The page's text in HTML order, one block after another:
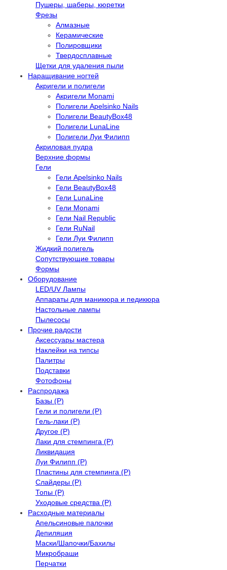
Пушеры, шаберы, кюретки
Фрезы
Алмазные
Керамические
Полировщики
Твердосплавные
Щетки для удаления пыли
Наращивание ногтей
Акригели и полигели
Акригели Monami
Полигели Apelsinko Nails
Полигели BeautyBox48
Полигели LunaLine
Полигели Луи Филипп
Акриловая пудра
Верхние формы
Гели
Гели Apelsinko Nails
Гели BeautyBox48
Гели LunaLine
Гели Monami
Гели Nail Republic
Гели RuNail
Гели Луи Филипп
Жидкий полигель
Сопутствующие товары
Формы
Оборудование
LED/UV Лампы
Аппараты для маникюра и педикюра
Настольные лампы
Пылесосы
Прочие радости
Аксессуары мастера
Наклейки на типсы
Палитры
Подставки
Фотофоны
Распродажа
Базы (Р)
Гели и полигели (Р)
Гель-лаки (Р)
Другое (Р)
Лаки для стемпинга (Р)
Ликвидация
Луи Филипп (Р)
Пластины для стемпинга (Р)
Слайдеры (Р)
Топы (Р)
Уходовые средства (Р)
Расходные материалы
Апельсиновые палочки
Депиляция
Маски/Шапочки/Бахилы
Микробраши
Перчатки